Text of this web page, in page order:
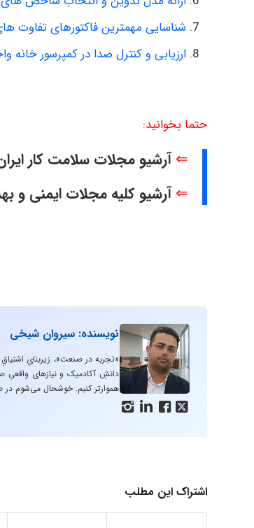
شناسایی مهمترین فاکتورهای تفاوت
ارزیابی و کنترل صدا در کمپرسور خانه واحد احیاء 2 یکی از
حتما بخوانید:
⇐آرشیو مجلات سلامت کار
⇐آرشیو کلیه مجلات ایمنی و
   
نویسنده: سیروان شیخی
دانشِ آکادمیک و نیازهای واقعیِ
هموارتر کنیم. خوشحال می‌شوم در
اشتراک این مطلب